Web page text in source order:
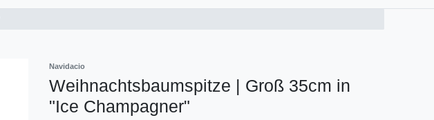
Navidacio
Weihnachtsbaumspitze | Groß 35cm in
"Ice Champagner"